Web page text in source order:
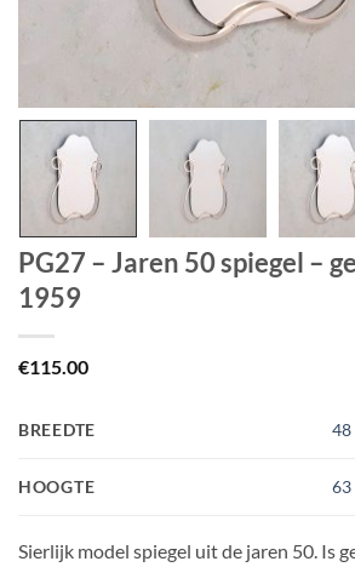
PG27 – Jaren 50 spiegel –
1959
€115.00
BREEDTE 48
HOOGTE 63
Sierlijk model spiegel uit de jaren 50. Is